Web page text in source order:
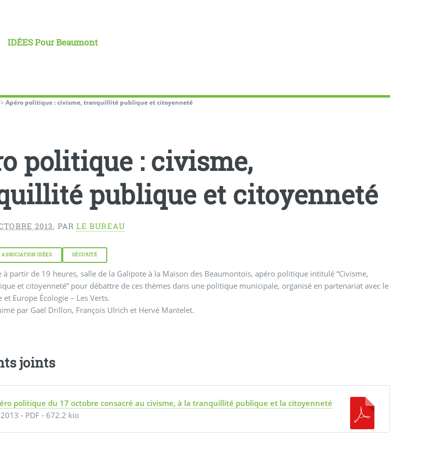
IDÉES Pour Beaumont
>Apéro politique : civisme, tranquillité publique et citoyenneté
politique : civisme,
publique et citoyenneté
2013, PAR LE BUREAU
ASSOCIATION IDÉES SÉCURITÉ
à partir de 19 heures, salle de la Galipote à la Maison des Beaumontois, apéro politique intitulé “Civisme,
pour débattre de ces thèmes dans une politique municipale, organisé en partenariat avec le
et Europe Écologie – Les Verts.
par Gaël Drillon, François Ulrich et Hervé Mantelet.
joints
politique du 17 octobre consacré au civisme, à la tranquillité publique et la citoyenneté
- PDF - 672.2 kio